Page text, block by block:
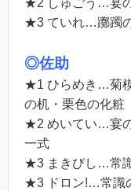
★3 ていれ…躑躅
◎佐助
★1 ひらめき…菊
の机・栗色の化粧
★2 めいてい…宴
一式
★3 まきびし…常
★3 ドロン!…常識